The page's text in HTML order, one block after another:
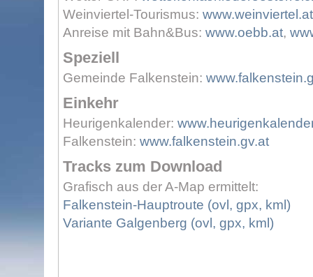
Weinviertel-Tourismus: www.weinviertel.at
Anreise mit Bahn&Bus: www.oebb.at,
Speziell
Gemeinde Falkenstein:
Einkehr
Heurigenkalender:
Falkenstein: www.falkenstein.gv.at
Tracks zum Download
Grafisch aus der A-Map ermittelt:
Falkenstein-Hauptroute (ovl, gpx, kml)
Variante Galgenberg (ovl, gpx, kml)